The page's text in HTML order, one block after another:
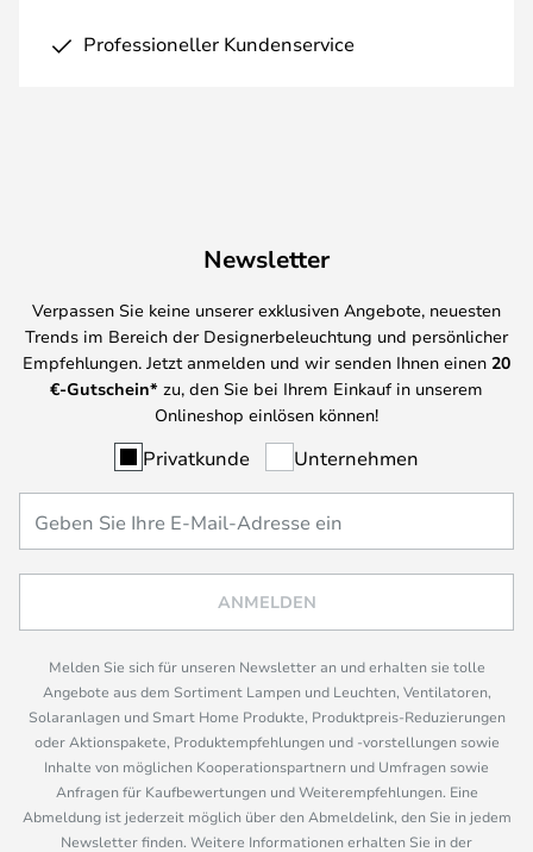
Professioneller Kundenservice
Newsletter
Verpassen Sie keine unserer exklusiven Angebote, neuesten
Trends im Bereich der Designerbeleuchtung und persönlicher
Empfehlungen. Jetzt anmelden und wir senden Ihnen einen 20
€-Gutschein* zu, den Sie bei Ihrem Einkauf in unserem
Onlineshop einlösen können!
Privatkunde Unternehmen
ANMELDEN
Melden Sie sich für unseren Newsletter an und erhalten sie tolle
Angebote aus dem Sortiment Lampen und Leuchten, Ventilatoren,
Solaranlagen und Smart Home Produkte, Produktpreis-Reduzierungen
oder Aktionspakete, Produktempfehlungen und -vorstellungen sowie
Inhalte von möglichen Kooperationspartnern und Umfragen sowie
Anfragen für Kaufbewertungen und Weiterempfehlungen. Eine
Abmeldung ist jederzeit möglich über den Abmeldelink, den Sie in jedem
Newsletter finden. Weitere Informationen erhalten Sie in der